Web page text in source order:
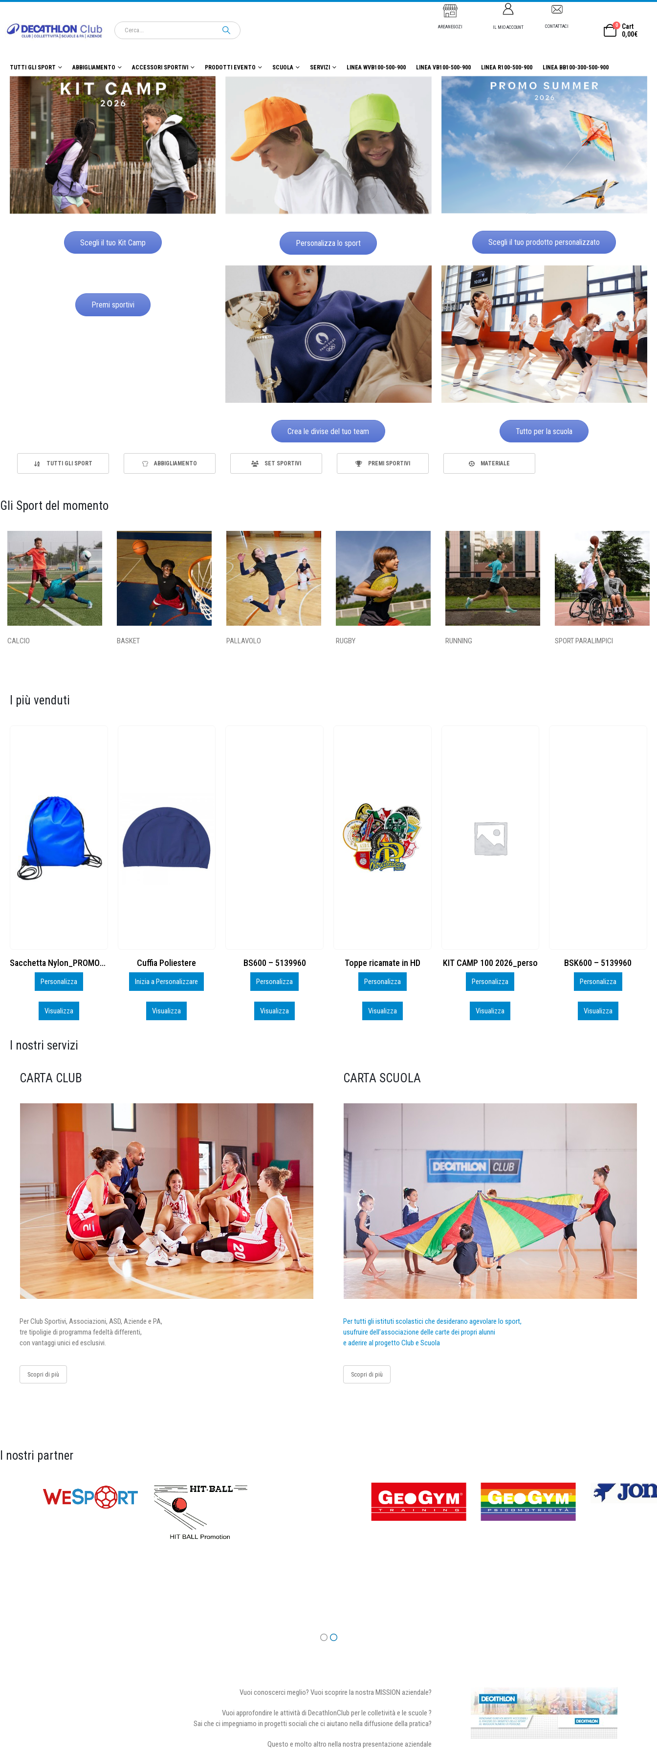
AREANEGOZI IL MIO ACCOUNT CONTATTACI 0
Cart
0,00€
TUTTI GLI SPORT ABBIGLIAMENTO ACCESSORI SPORTIVI PRODOTTI EVENTO SCUOLA SERVIZI LINEA WVB100-500-900 LINEA VB100-500-900 LINEA R100-500-900 LINEA BB100-300-500-900
Scegli il tuo Kit Camp Personalizza lo sport Scegli il tuo prodotto personalizzato
Premi sportivi
Crea le divise del tuo team Tutto per la scuola
TUTTI GLI SPORT ABBIGLIAMENTO SET SPORTIVI PREMI SPORTIVI MATERIALE
Gli Sport del momento
CALCIO BASKET PALLAVOLO RUGBY RUNNING SPORT PARALIMPICI
I più venduti
Cuffia Poliestere
Inizia a Personalizzare
Visualizza
BS600 – 5139960
Personalizza
Visualizza
Toppe ricamate in HD
Personalizza
Visualizza
KIT CAMP 100 2026_perso
Personalizza
Visualizza
BSK600 – 5139960
Personalizza
Visualizza
DTF
Personalizza
Visualizza
I nostri servizi
CARTA CLUB
Per Club Sportivi, Associazioni, ASD, Aziende e PA,
tre tipoligie di programma fedeltà differenti,
con vantaggi unici ed esclusivi.
Scopri di più
CARTA SCUOLA
Per tutti gli istituti scolastici che desiderano agevolare lo sport,
usufruire dell’associazione delle carte dei propri alunni
e aderire al progetto Club e Scuola
Scopri di più
I nostri partner
Vuoi conoscerci meglio? Vuoi scoprire la nostra MISSION aziendale?
Vuoi approfondire le attività di DecathlonClub per le colletività e le scuole ?
Sai che ci impegniamo in progetti sociali che ci aiutano nella diffusione della pratica?
Questo e molto altro nella nostra presentazione aziendale